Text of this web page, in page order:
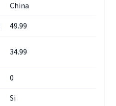
China
49.99
34.99
0
Si